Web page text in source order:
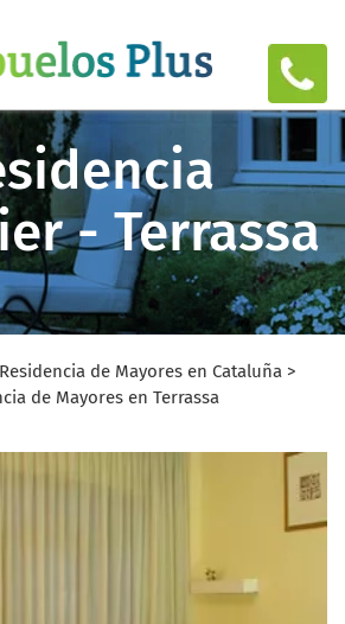
- Terrassa
Residencia de Mayores en Cataluña >
de Mayores en Terrassa